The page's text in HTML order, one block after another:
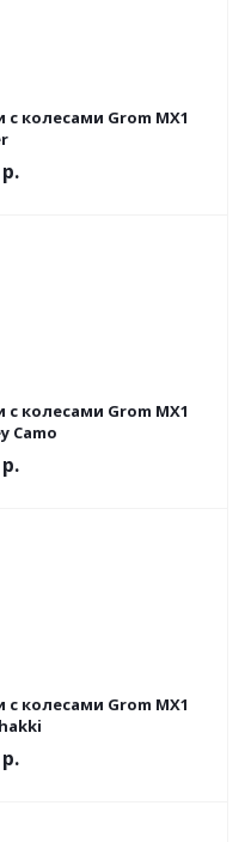
колесами Grom MX1
колесами Grom MX1
Camo
колесами Grom MX1